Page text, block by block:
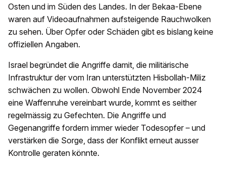
Osten und im Süden des Landes. In der Bekaa-Ebene
waren auf Videoaufnahmen aufsteigende Rauchwolken
zu sehen. Über Opfer oder Schäden gibt es bislang keine
offiziellen Angaben.
Israel begründet die Angriffe damit, die militärische
Infrastruktur der vom Iran unterstützten Hisbollah-Miliz
schwächen zu wollen. Obwohl Ende November 2024
eine Waffenruhe vereinbart wurde, kommt es seither
regelmässig zu Gefechten. Die Angriffe und
Gegenangriffe fordern immer wieder Todesopfer – und
verstärken die Sorge, dass der Konflikt erneut ausser
Kontrolle geraten könnte.